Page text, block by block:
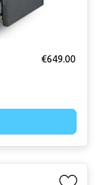
€649.00